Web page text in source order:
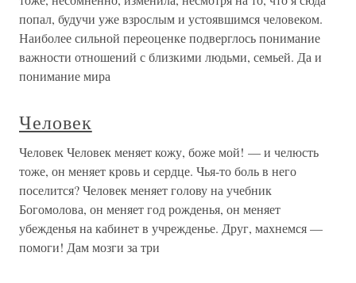
попал, будучи уже взрослым и устоявшимся человеком.
Наиболее сильной переоценке подверглось понимание
важности отношений с близкими людьми, семьей. Да и
понимание мира
Человек
Человек Человек меняет кожу, боже мой! — и челюсть
тоже, он меняет кровь и сердце. Чья-то боль в него
поселится? Человек меняет голову на учебник
Богомолова, он меняет год рожденья, он меняет
убежденья на кабинет в учрежденье. Друг, махнемся —
помоги! Дам мозги за три